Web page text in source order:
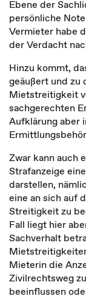
Ebene der
persönliche
Vermieter habe
der Verdacht
Hinzu kommt,
geäußert und zu
Mietstreitigkeit
sachgerechten
Aufklärung aber
Zwar kann auch
Strafanzeige
darstellen,
eine an sich auf
Streitigkeit zu
Fall liegt hier
Sachverhalt
Mieterin die
Zivilrechtsweg
beeinflussen